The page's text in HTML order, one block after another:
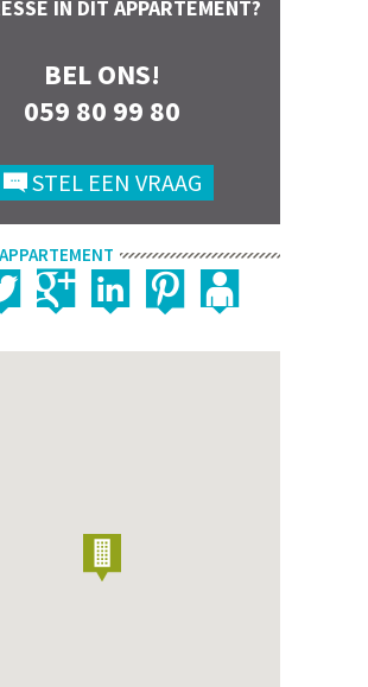
IN DIT APPARTEMENT?
BEL ONS!
059 80 99 80
STEL EEN VRAAG